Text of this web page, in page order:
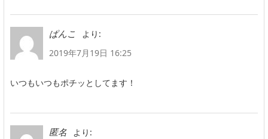
ぱんこ
より:
2019年7月19日 16:25
いつもいつもポチッとしてます！
匿名
より: